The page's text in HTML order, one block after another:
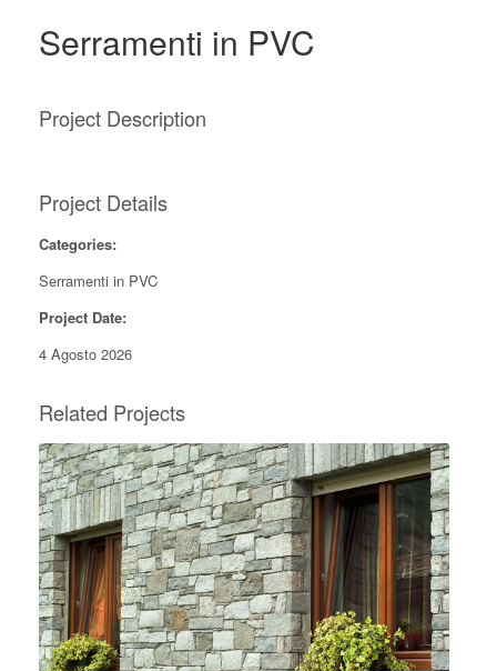
Serramenti in PVC
Project Description
Project Details
Categories:
Serramenti in PVC
Project Date:
4 Agosto 2026
Related Projects